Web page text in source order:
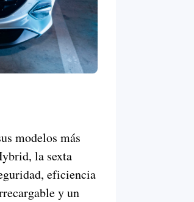
modelos más
la sexta
eficiencia
y un